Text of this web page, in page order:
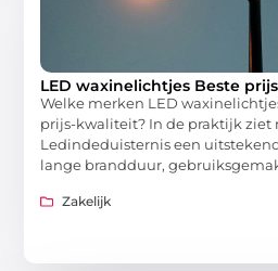
LED waxinelichtjes Beste
Welke merken LED
prijs-kwaliteit? In de praktijk ziet
Ledindeduisternis een
lange brandduur,
Zakelijk